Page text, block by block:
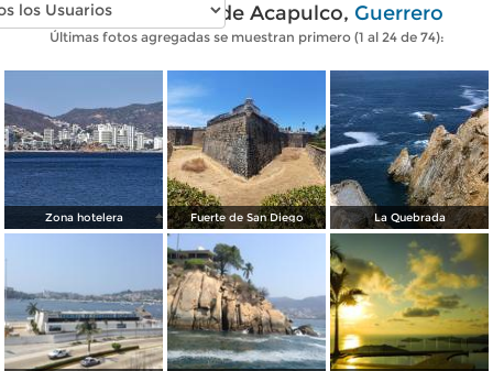
Fotos modernas de Acapulco, Guerrero
Últimas fotos agregadas se muestran primero (1 al 24 de 74):
Zona hotelera Fuerte de San Diego La Quebrada